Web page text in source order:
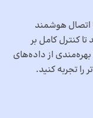
اتصال هوشمند
کنترل کامل بر
از داده‌های
تجربه کنید.